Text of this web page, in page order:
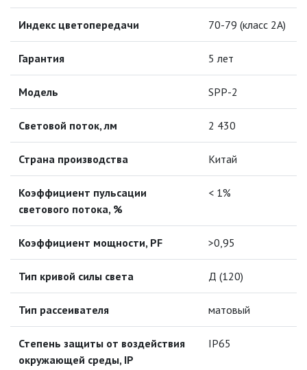
КАБЕЛЕНЕСУЩИЕ СИСТЕМЫ
КЛЕЙКИЕ ЛЕНТЫ
ЛЕНТЫ СВЕТОДИОДНЫЕ (LED
ЛЕНТЫ)
ЛИНЕЙНЫЕ СВЕТОДИОДНЫЕ
ЛЮСТРЫ
МОДУЛЬНЫЕ СИСТЕМЫ
ОСВЕЩЕНИЯ (LED МОДУЛИ)
НИЗКОВОЛЬТНОЕ
Индекс цветопередачи 70-79 (класс 2A)
Гарантия 5 лет
Модель SPP-2
Световой поток, лм 2 430
Страна производства Китай
Коэффициент пульсации
светового потока, %
< 1%
Коэффициент мощности, PF >0,95
Тип кривой силы света Д (120)
Тип рассеивателя матовый
Степень защиты от воздействия
окружающей среды, IP
IP65